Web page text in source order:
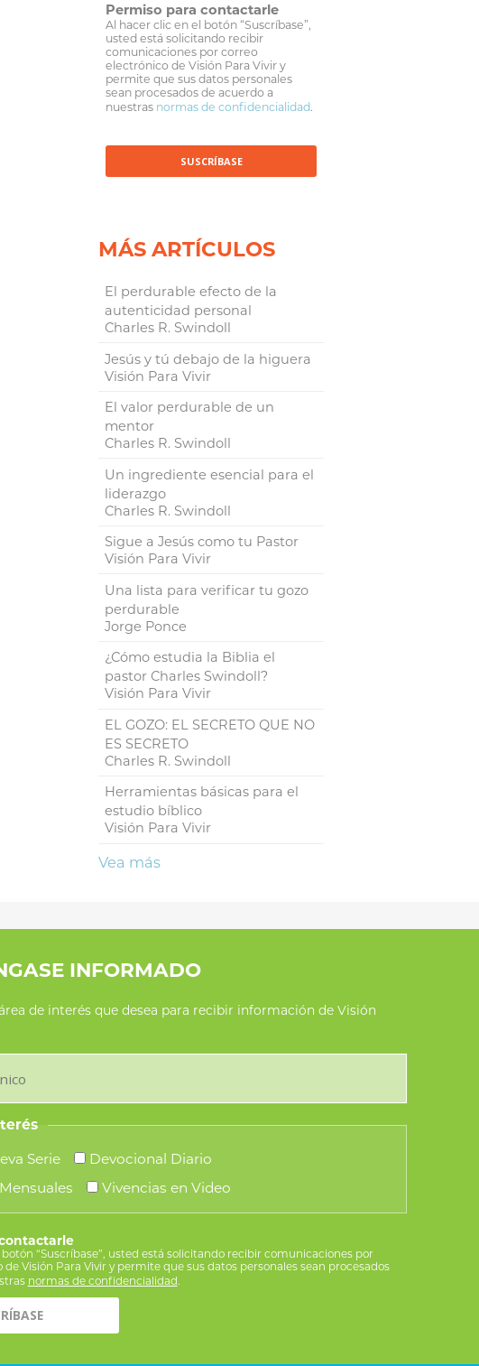
Permiso para contactarle
Al hacer clic en el botón “Suscríbase”,
usted está solicitando recibir
comunicaciones por correo
electrónico de Visión Para Vivir y
permite que sus datos personales
sean procesados de acuerdo a
nuestras normas de confidencialidad.
MÁS ARTÍCULOS
El perdurable efecto de la
autenticidad personal
Charles R. Swindoll
Jesús y tú debajo de la higuera
Visión Para Vivir
El valor perdurable de un
mentor
Charles R. Swindoll
Un ingrediente esencial para el
liderazgo
Charles R. Swindoll
Sigue a Jesús como tu Pastor
Visión Para Vivir
Una lista para verificar tu gozo
perdurable
Jorge Ponce
¿Cómo estudia la Biblia el
pastor Charles Swindoll?
Visión Para Vivir
EL GOZO: EL SECRETO QUE NO
ES SECRETO
Charles R. Swindoll
Herramientas básicas para el
estudio bíblico
Visión Para Vivir
Vea más
INFORMADO
de interés que desea para recibir información de Visión
Serie
Devocional Diario
Vivencias en Video
“Suscríbase”, usted está solicitando recibir comunicaciones por
Visión Para Vivir y permite que sus datos personales sean procesados
normas de confidencialidad.